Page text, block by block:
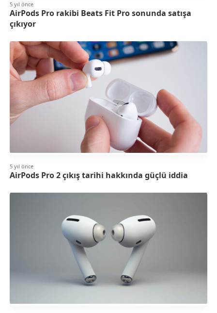
5 yıl önce
AirPods Pro rakibi Beats Fit Pro sonunda satışa
çıkıyor
5 yıl önce
AirPods Pro 2 çıkış tarihi hakkında güçlü iddia